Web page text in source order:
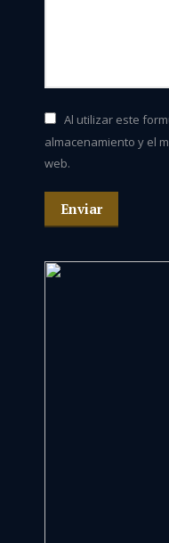
Al utilizar este
almacenamiento y el
web.
Enviar